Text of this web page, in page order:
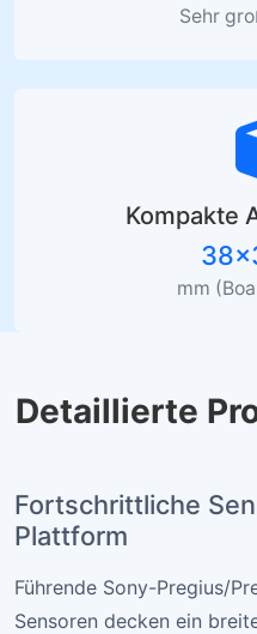
Sehr
Kompakte
mm
Detaillierte
Fortschrittliche
Plattform
Führende Sony-Pregius/
Sensoren decken ein